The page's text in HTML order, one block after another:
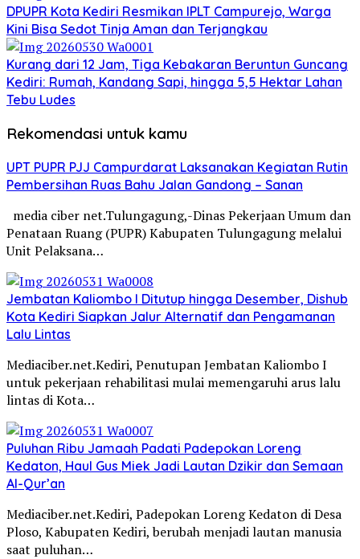
DPUPR Kota Kediri Resmikan IPLT Campurejo, Warga
Kini Bisa Sedot Tinja Aman dan Terjangkau
Kurang dari 12 Jam, Tiga Kebakaran Beruntun Guncang
Kediri: Rumah, Kandang Sapi, hingga 5,5 Hektar Lahan
Tebu Ludes
Rekomendasi untuk kamu
UPT PUPR PJJ Campurdarat Laksanakan Kegiatan Rutin
Pembersihan Ruas Bahu Jalan Gandong – Sanan
media ciber net.Tulungagung,-Dinas Pekerjaan Umum dan
Penataan Ruang (PUPR) Kabupaten Tulungagung melalui
Unit Pelaksana…
Jembatan Kaliombo I Ditutup hingga Desember, Dishub
Kota Kediri Siapkan Jalur Alternatif dan Pengamanan
Lalu Lintas
Mediaciber.net.Kediri, Penutupan Jembatan Kaliombo I
untuk pekerjaan rehabilitasi mulai memengaruhi arus lalu
lintas di Kota…
Puluhan Ribu Jamaah Padati Padepokan Loreng
Kedaton, Haul Gus Miek Jadi Lautan Dzikir dan Semaan
Al-Qur’an
Mediaciber.net.Kediri, Padepokan Loreng Kedaton di Desa
Ploso, Kabupaten Kediri, berubah menjadi lautan manusia
saat puluhan…